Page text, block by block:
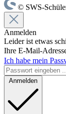
© SWS-
Anmelden
Leider ist etwas
Ihre E-Mail-
Ich habe mein
Anmelden